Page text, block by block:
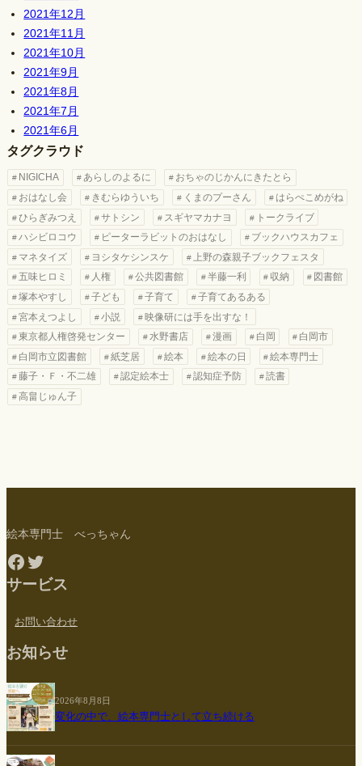
2021年12月
2021年11月
2021年10月
2021年9月
2021年8月
2021年7月
2021年6月
タグクラウド
NIGICHA あらしのよるに
おちゃのじかんにきたとら
おはなし会
きむらゆういち くまのプーさん
はらぺこめがね
ひらぎみつえ
サトシン スギヤマカナヨ
トークライブ
ハシビロコウ
ピーターラビットのおはなし
ブックハウスカフェ
マネタイズ
ヨシタケシンスケ
上野の森親子ブックフェスタ
五味ヒロミ
人権 公共図書館 半藤一利 収納
図書館
塚本やすし
子ども 子育て
子育てあるある
宮本えつよし
小説
映像研には手を出すな！
東京都人権啓発センター
水野書店 漫画 白岡
白岡市
白岡市立図書館
紙芝居 絵本 絵本の日
絵本専門士
藤子・Ｆ・不二雄
認定絵本士 認知症予防
読書
高畠じゅん子
絵本専門士 べっちゃん
Facebook
Twitter
サービス
お問い合わせ
お知らせ
2026年8月8日
変化の中で、絵本専門士として立ち続ける